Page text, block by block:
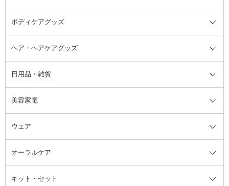
その他香水・ヘアフレグランス
バスソルト
メイクアップ・ケアグッズ全て
コットン・綿棒
洗顔グッズ
ブラシ・チップ
ツィザー・毛抜き
カミソリ
ファンデーション・パウダーケー
ス
ボディケアグッズ
ボディケアグッズ全て
マッサージ・ボディケアグッズ
かかと・角質ケアグッズ
絆創膏
ヘア・ヘアケアグッズ
ヘア・ヘアケアグッズ全て
ヘアゴム
ヘアバンド
ヘッドマッサージブラシ
日用品・雑貨
日用品・雑貨全て
柔軟剤
ルームフレグランス・ディフュー
ザー
アロマキャンドル
美容家電
美容家電全て
ボディケア美容家電
その他美容家電
ウェア
ウェア全て
レッグウェア
オーラルケア
オーラルケア全て
キット・セット